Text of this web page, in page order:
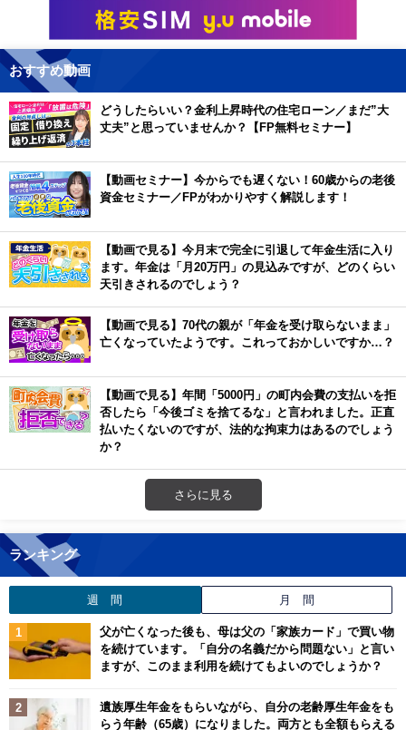
おすすめ動画
どうしたらいい？金利上昇時代の住宅ローン／まだ”大
丈夫”と思っていませんか？【FP無料セミナー】
【動画セミナー】今からでも遅くない！60歳からの老後
資金セミナー／FPがわかりやすく解説します！
【動画で見る】今月末で完全に引退して年金生活に入り
ます。年金は「月20万円」の見込みですが、どのくらい
天引きされるのでしょう？
【動画で見る】70代の親が「年金を受け取らないまま」
亡くなっていたようです。これっておかしいですか…？
【動画で見る】年間「5000円」の町内会費の支払いを拒
否したら「今後ゴミを捨てるな」と言われました。正直
払いたくないのですが、法的な拘束力はあるのでしょう
か？
さらに見る
ランキング
週 間 月 間
父が亡くなった後も、母は父の「家族カード」で買い物
を続けています。「自分の名義だから問題ない」と言い
ますが、このまま利用を続けてもよいのでしょうか？
遺族厚生年金をもらいながら、自分の老齢厚生年金をも
らう年齢（65歳）になりました。両方とも全額もらえる